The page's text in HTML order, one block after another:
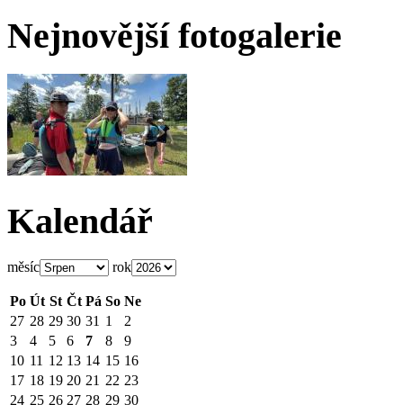
Nejnovější fotogalerie
Kalendář
měsíc rok
Po Út St Čt Pá So Ne
27 28 29 30 31 1
2
3
4 5 6 7 8
9
10 11 12 13 14 15 16
17 18 19 20 21 22 23
24 25 26 27 28 29 30